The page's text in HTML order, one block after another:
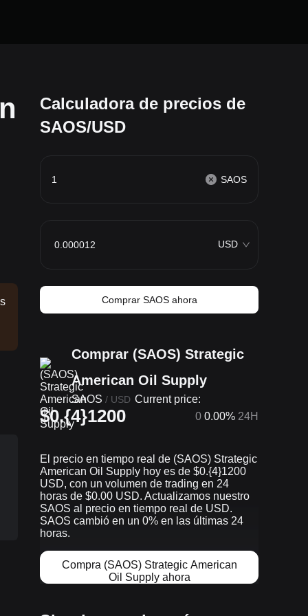
Calculadora de precios de
SAOS/USD
SAOS
USD
Comprar SAOS ahora
Comprar (SAOS) Strategic
American Oil Supply
SAOS / USD Current price:
$0.{4}1200 0 0.00% 24H
El precio en tiempo real de (SAOS) Strategic
American Oil Supply hoy es de $0.{​4}1200
USD, con un volumen de trading en 24
horas de $0.00 USD. Actualizamos nuestro
SAOS al precio en tiempo real de USD.
SAOS cambió en un 0% en las últimas 24
horas.
Compra (SAOS) Strategic American
Oil Supply ahora